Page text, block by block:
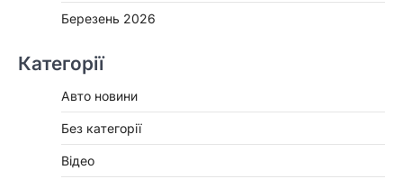
Березень 2026
Категорії
Авто новини
Без категорії
Відео